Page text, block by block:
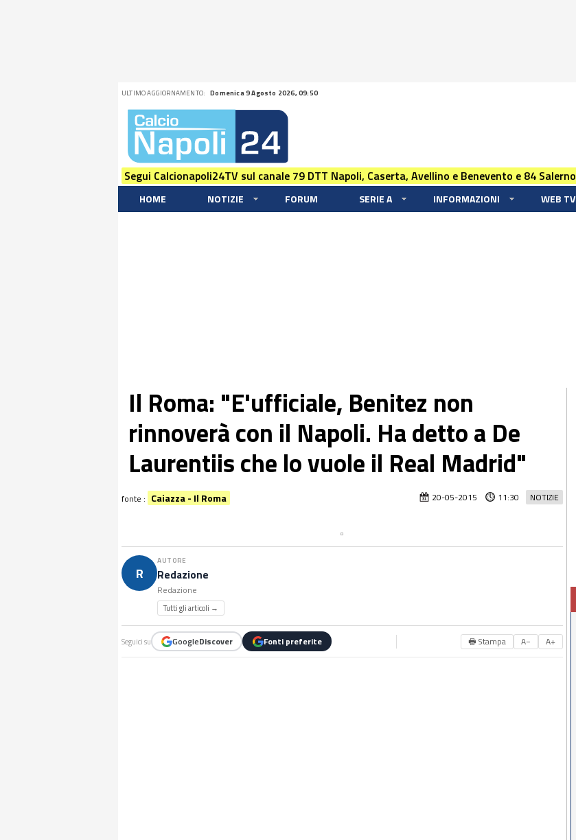
ULTIMO AGGIORNAMENTO: Domenica 9 Agosto 2026, 09:50
Segui Calcionapoli24TV sul canale 79 DTT Napoli, Caserta, Avellino e Benevento e 84 Salerno
HOME NOTIZIE FORUM SERIE A INFORMAZIONI WEB TV
Il Roma: "E'ufficiale, Benitez non
rinnoverà con il Napoli. Ha detto a De
Laurentiis che lo vuole il Real Madrid"
NOTIZIE
20-05-2015 11:30
fonte : Caiazza - Il Roma
R
AUTORE
Redazione
Redazione
Tutti gli articoli →
Seguici su GoogleDiscover Fonti preferite 🖶 Stampa A− A+